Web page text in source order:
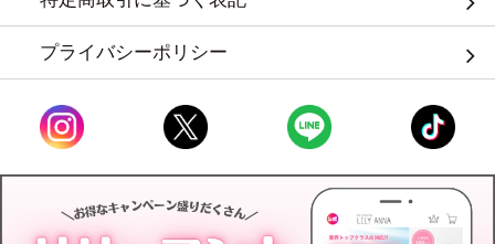
プライバシーポリシー